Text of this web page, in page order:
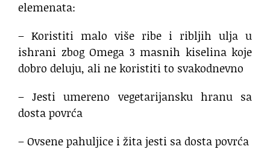
elemenata:
– Koristiti malo više ribe i ribljih ulja u
ishrani zbog Omega 3 masnih kiselina koje
dobro deluju, ali ne koristiti to svakodnevno
– Jesti umereno vegetarijansku hranu sa
dosta povrća
– Ovsene pahuljice i žita jesti sa dosta povrća